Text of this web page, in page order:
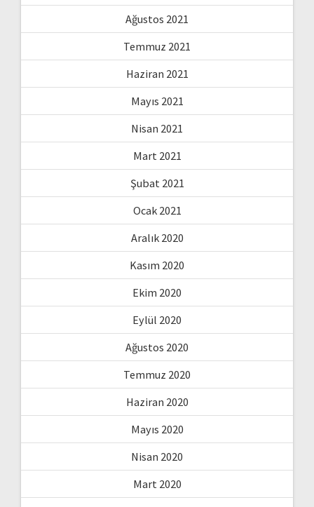
Ağustos 2021
Temmuz 2021
Haziran 2021
Mayıs 2021
Nisan 2021
Mart 2021
Şubat 2021
Ocak 2021
Aralık 2020
Kasım 2020
Ekim 2020
Eylül 2020
Ağustos 2020
Temmuz 2020
Haziran 2020
Mayıs 2020
Nisan 2020
Mart 2020